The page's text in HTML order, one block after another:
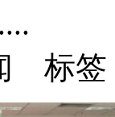
标签